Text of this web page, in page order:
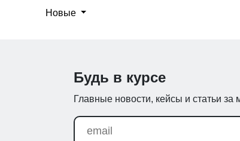
Новые
Будь в курсе
Главные новости, кейсы и статьи за